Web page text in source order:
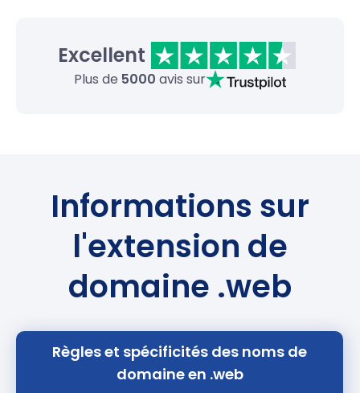
Excellent
Plus de 5000 avis sur
Informations sur
l'extension de
domaine .web
Règles et spécificités des noms de
domaine en .web